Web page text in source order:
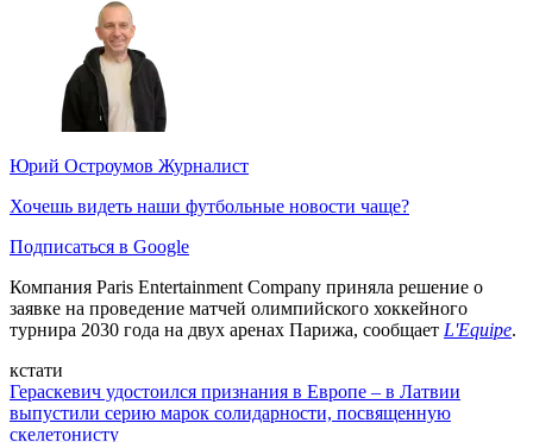
Юрий Остроумов Журналист
Хочешь видеть наши футбольные новости чаще?
Подписаться в Google
Компания Paris Entertainment Company приняла решение о
заявке на проведение матчей олимпийского хоккейного
турнира 2030 года на двух аренах Парижа, сообщает L'Equipe.
кстати
Гераскевич удостоился признания в Европе – в Латвии
выпустили серию марок солидарности, посвященную
скелетонисту